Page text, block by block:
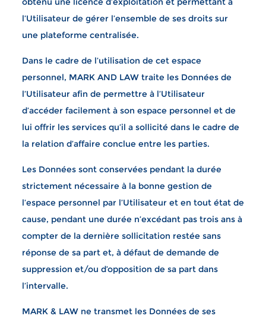
l’Utilisateur de gérer l’ensemble de ses droits sur
une plateforme centralisée.
Dans le cadre de l’utilisation de cet espace
personnel, MARK AND LAW traite les Données de
l’Utilisateur afin de permettre à l’Utilisateur
d’accéder facilement à son espace personnel et de
lui offrir les services qu’il a sollicité dans le cadre de
la relation d’affaire conclue entre les parties.
Les Données sont conservées pendant la durée
strictement nécessaire à la bonne gestion de
l’espace personnel par l’Utilisateur et en tout état de
cause, pendant une durée n’excédant pas trois ans à
compter de la dernière sollicitation restée sans
réponse de sa part et, à défaut de demande de
suppression et/ou d’opposition de sa part dans
l’intervalle.
MARK & LAW ne transmet les Données de ses